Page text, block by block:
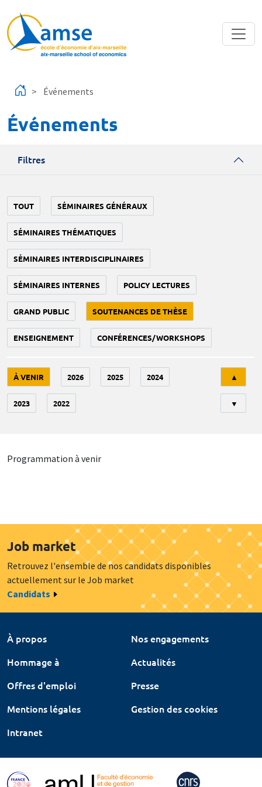
Événements
Événements
Filtres
TOUT SÉMINAIRES GÉNÉRAUX
SÉMINAIRES THÉMATIQUES
SÉMINAIRES INTERDISCIPLINAIRES
SÉMINAIRES INTERNES POLICY LECTURES
GRAND PUBLIC SOUTENANCES DE THÈSE
ENSEIGNEMENT CONFÉRENCES/WORKSHOPS
À VENIR 2026 2025 2024
2023 2022
▲
▼
Programmation à venir
Job market
Retrouvez l'ensemble de nos candidats disponibles
actuellement sur le Job market
Candidats
À propos
Nos engagements
Hommage à
Actualités
Offres d'emploi
Presse
Mentions légales
Gestion des cookies
Intranet